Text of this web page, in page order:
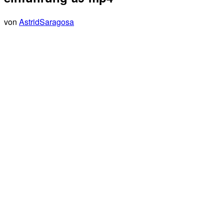
von AstridSaragosa